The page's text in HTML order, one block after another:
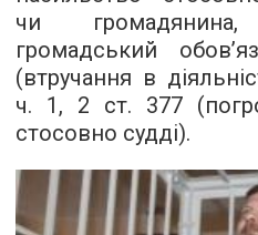
чи
громадський
(втручання в
ч. 1, 2 ст. 377
стосовно судді).